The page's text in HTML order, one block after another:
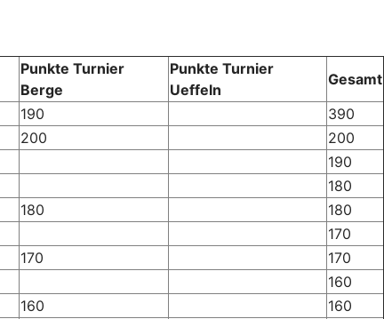
Punkte Turnier
Berge
Punkte Turnier
Ueffeln
Gesamt
190
390
200
200
190
180
180
180
170
170
170
160
160
160